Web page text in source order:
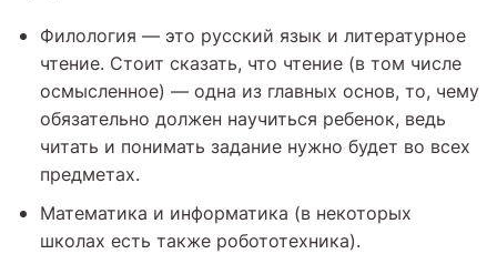
Филология — это русский язык и литературное
чтение. Стоит сказать, что чтение (в том числе
осмысленное) — одна из главных основ, то, чему
обязательно должен научиться ребенок, ведь
читать и понимать задание нужно будет во всех
предметах.
Математика и информатика (в некоторых
школах есть также робототехника).